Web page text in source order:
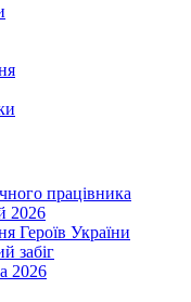
працівника
2026
Героїв України
забіг
2026